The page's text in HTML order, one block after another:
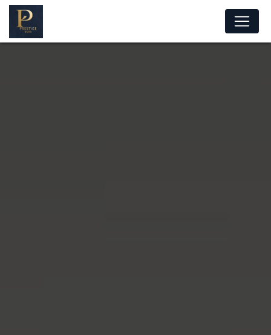
Panneau de gestion des cookies